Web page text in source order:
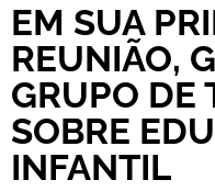
EM SUA
REUNIÃO,
GRUPO DE
SOBRE
INFANTIL